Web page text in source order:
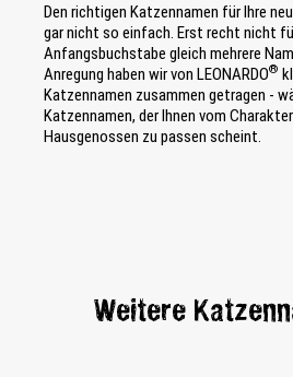
Den richtigen Katzennamen für Ihre
gar nicht so einfach. Erst recht nicht
Anfangsbuchstabe gleich mehrere
Anregung haben wir von LEONARDO®
Katzennamen zusammen getragen -
Katzennamen, der Ihnen vom
Hausgenossen zu passen scheint.
Weitere